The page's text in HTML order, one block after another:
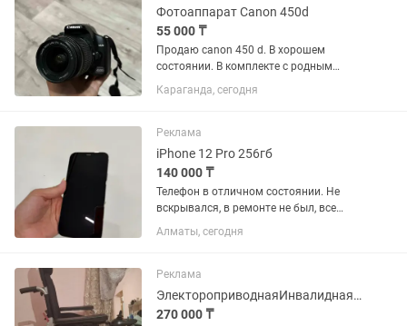
Фотоаппарат Canon 450d
55 000 ₸
Продаю canon 450 d. В хорошем
состоянии. В комплекте с родным
объективом Canon EF-S 18-55mm f/3.5-
5.6 IS. В комплекте аккумулятор,
Караганда, сегодня
Реклама
iPhone 12 Pro 256гб
140 000 ₸
Телефон в отличном состоянии. Не
вскрывался, в ремонте не был, все
детали родные, ничего не менялось. 🔋
Состояние аккумулятора — 73%. 💾
Алматы, сегодня
Реклама
ЭлектороприводнаяИнвалидная Коляска для людей с ограниченными возможностями
270 000 ₸